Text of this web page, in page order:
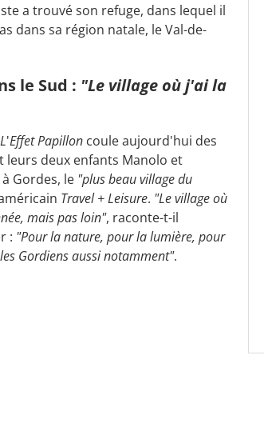
a trouvé son refuge, dans lequel il
dans sa région natale, le Val-de-
le Sud : "Le village où j'ai la
L'Effet Papillon coule aujourd'hui des
leurs deux enfants Manolo et
Gordes, le "plus beau village du
Travel + Leisure. "Le village où
mais pas loin", raconte-t-il
: "Pour la nature, pour la lumière, pour
Gordiens aussi notamment".